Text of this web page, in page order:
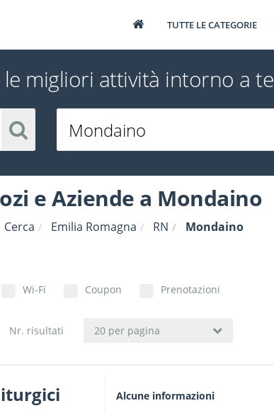
TUTTE LE CATEGORIE
le migliori attività intorno a te
e Aziende a Mondaino
Cerca Emilia Romagna RN Mondaino
Wi-Fi Coupon Prenotazioni
Nr. risultati 20 per pagina
Alcune informazioni